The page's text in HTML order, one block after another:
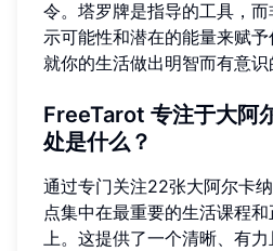
令。塔罗牌是指导的工具，
示可能性和潜在的能量来赋
就你的生活做出明智而有意识
FreeTarot 专注于大阿
处是什么？
通过专门关注22张大阿尔卡
点集中在最重要的生活课程
上。这提供了一个清晰、有